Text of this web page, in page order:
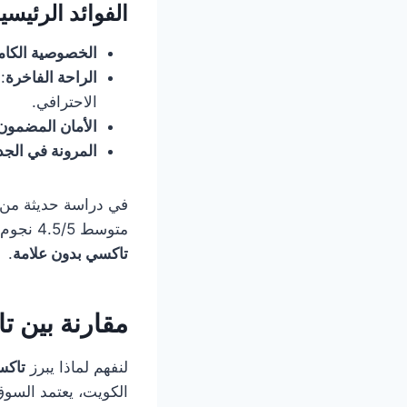
الفوائد
الخصوصية
الراحة الفاخرة
الاحترافي.
الأمان
المرونة في
متوسط 4.5/5 نجوم من أكثر من 10,000 مراجعة، مع الثناء الخاص على الخصوصية التي توفرها
تاكسي بدون علامة.
مقارنة بين
لنفهم لماذا يبرز
الكويت، يعتمد